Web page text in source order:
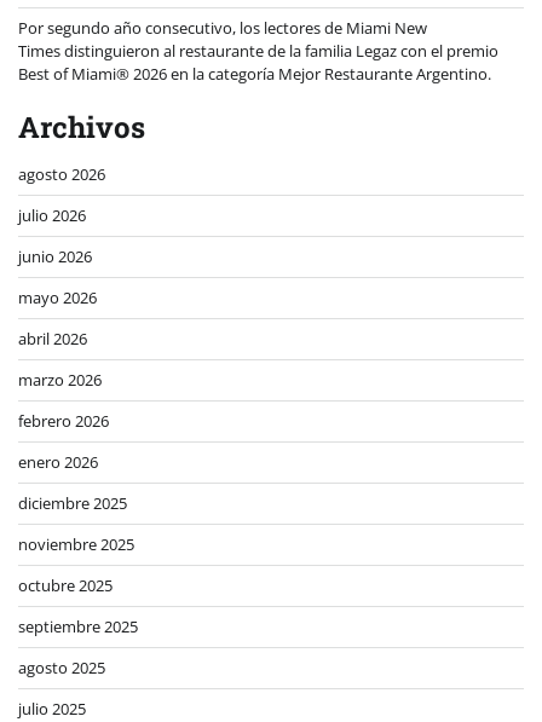
Por segundo año consecutivo, los lectores de Miami New
Times distinguieron al restaurante de la familia Legaz con el premio
Best of Miami® 2026 en la categoría Mejor Restaurante Argentino.
Archivos
agosto 2026
julio 2026
junio 2026
mayo 2026
abril 2026
marzo 2026
febrero 2026
enero 2026
diciembre 2025
noviembre 2025
octubre 2025
septiembre 2025
agosto 2025
julio 2025